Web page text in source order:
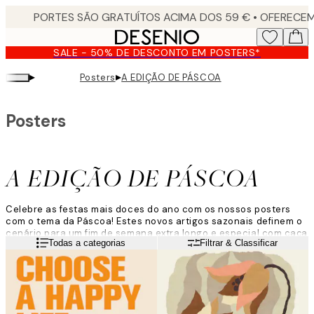
content. SALE - 50% DE DESCONTO EM POSTERS*
▸ Posters▸A EDIÇÃO DE PÁSCOA
A EDIÇÃO DE PÁSCOA
Posters
Celebre as festas mais doces do ano com os nossos posters
com o tema da Páscoa! Estes novos artigos sazonais definem o
cenário para um fim de semana extra longo e especial com caça
aos ovos e diversão em família, levando-o até à primavera com
a mudança perfeita para a sua casa.
Leia maisTodas a categorias Filtrar & Classificar